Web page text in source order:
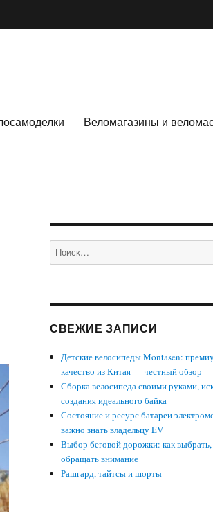
Веломагазины и
Искать:
СВЕЖИЕ ЗАПИСИ
Детские велосипеды Montasen:
качество из Китая — честный обзор
Сборка велосипеда своими руками,
создания идеального байка
Состояние и ресурс батареи
важно знать владельцу EV
Выбор беговой дорожки: как выбрать,
обращать внимание
Рашгард, тайтсы и шорты